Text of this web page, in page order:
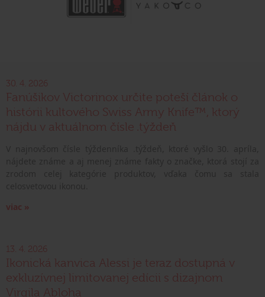
30. 4. 2026
Fanúšikov Victorinox určite poteší článok o
histórii kultového Swiss Army Knife™, ktorý
nájdu v aktuálnom čísle .týždeň
viac »
13. 4. 2026
Ikonická kanvica Alessi je teraz dostupná v
exkluzívnej limitovanej edícii s dizajnom
Virgila Abloha